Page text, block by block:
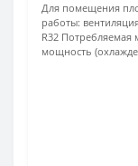
Для помещения
работы:
R32 Потребляемая
мощность